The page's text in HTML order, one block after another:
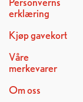
erklæring
Kjøp gavekort
Våre
merkevarer
Om oss